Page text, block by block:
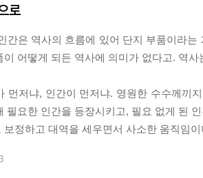
로
간은 역사의 흐름에 있어 단지 부품이라
이 어떻게 되든 역사에 의미가 없다고. 역
먼저냐, 인간이 먼저냐. 영원한 수수께끼
필요한 인간을 등장시키고, 필요 없게 된
보정하고 대역을 세우면서 사소한 움직임